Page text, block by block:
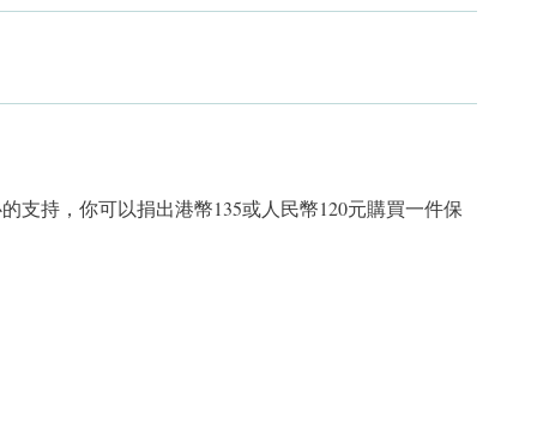
支持，你可以捐出港幣135或人民幣120元購買一件保